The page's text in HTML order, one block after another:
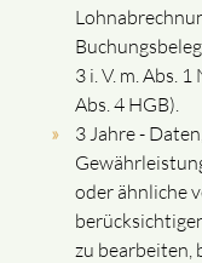
3 i. V. m. Abs. 1
Abs. 4 HGB).
3 Jahre -
oder ähnliche
zu bearbeiten,